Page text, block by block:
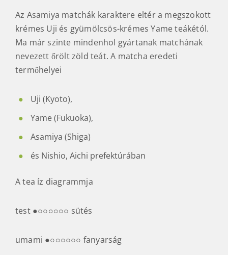
Az Asamiya matchák karaktere eltér a megszokott
krémes Uji és gyümölcsös-krémes Yame teákétól.
Ma már szinte mindenhol gyártanak matchának
nevezett őrölt zöld teát. A matcha eredeti
termőhelyei
Uji (Kyoto),
Yame (Fukuoka),
Asamiya (Shiga)
és Nishio, Aichi prefektúrában
A tea íz diagrammja
test ●○○○○○○ sütés
umami ●○○○○○○ fanyarság